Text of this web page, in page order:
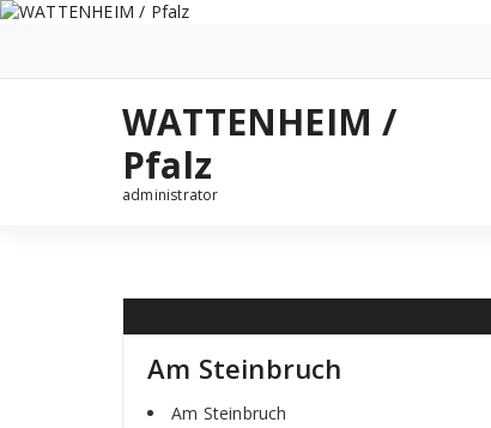
Zum
WATTENHEIM /
Pfalz
administrator
Am Steinbruch
Am Steinbruch